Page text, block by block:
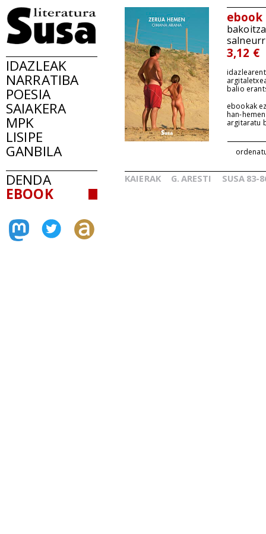
IDAZLEAK
NARRATIBA
POESIA
SAIAKERA
MPK
LISIPE
GANBILA
DENDA
EBOOK
ebook
3,12 €
balio
ebookak
han-
argitaratu
KAIERAK G. ARESTI SUSA 83-